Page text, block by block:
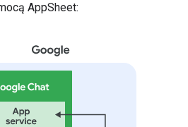
AppSheet: